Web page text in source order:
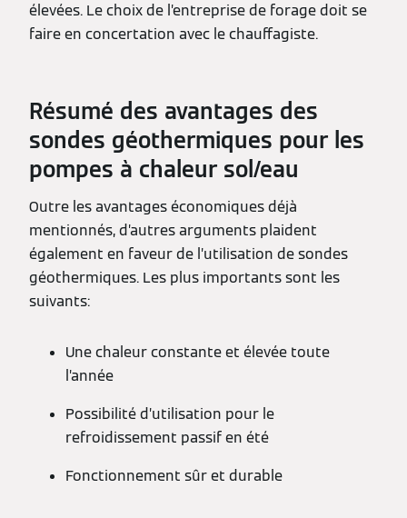
élevées. Le choix de l’entreprise de forage doit se
faire en concertation avec le chauffagiste.
Résumé des avantages des
sondes géothermiques pour les
pompes à chaleur sol/eau
Outre les avantages économiques déjà
mentionnés, d’autres arguments plaident
également en faveur de l’utilisation de sondes
géothermiques. Les plus importants sont les
suivants:
Une chaleur constante et élevée toute
l’année
Possibilité d’utilisation pour le
refroidissement passif en été
Fonctionnement sûr et durable